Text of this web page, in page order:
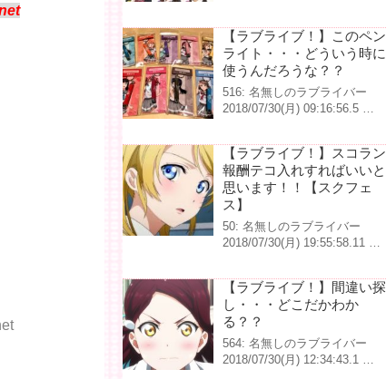
【ラブライブ！】このペン
ライト・・・どういう時に
使うんだろうな？？
516: 名無しのラブライバー
2018/07/30(月) 09:16:56.5 …
【ラブライブ！】スコラン
報酬テコ入れすればいいと
思います！！【スクフェ
ス】
50: 名無しのラブライバー
2018/07/30(月) 19:55:58.11 …
【ラブライブ！】間違い探
し・・・どこだかわか
る？？
564: 名無しのラブライバー
2018/07/30(月) 12:34:43.1 …